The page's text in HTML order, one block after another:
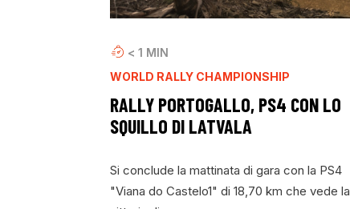
< 1 MIN
WORLD RALLY CHAMPIONSHIP
RALLY PORTOGALLO, PS4 CON LO
SQUILLO DI LATVALA
Si conclude la mattinata di gara con la PS4
"Viana do Castelo1" di 18,70 km che vede la